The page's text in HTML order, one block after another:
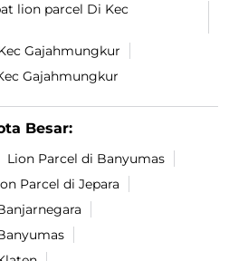
lion parcel Di Kec
Gajahmungkur
Gajahmungkur
Besar:
Lion Parcel di Banyumas
Parcel di Jepara